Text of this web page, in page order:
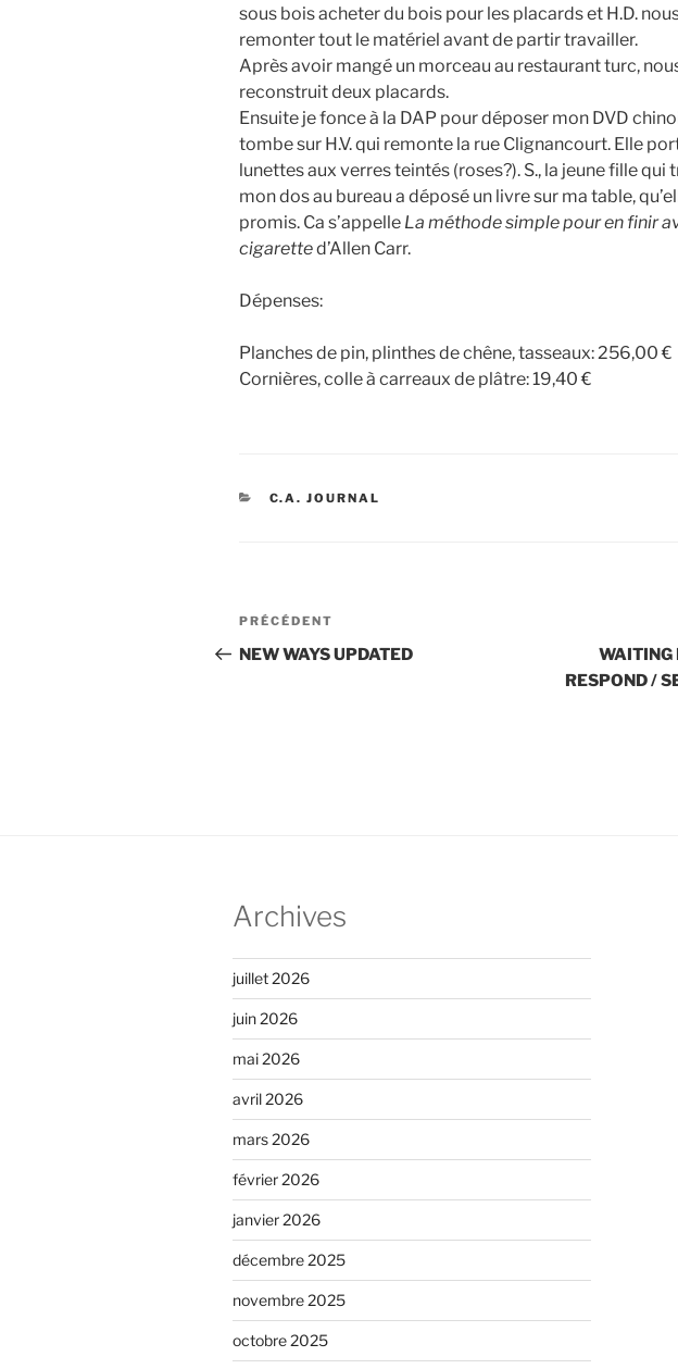
sous bois acheter du bois pour les placards et H.D.
remonter tout le matériel avant de partir travailler.
Après avoir mangé un morceau au restaurant turc,
reconstruit deux placards.
Ensuite je fonce à la DAP pour déposer mon DVD
tombe sur H.V. qui remonte la rue Clignancourt. Elle
lunettes aux verres teintés (roses?). S., la jeune fille qui
mon dos au bureau a déposé un livre sur ma table,
promis. Ca s’appelle La méthode simple pour en finir
cigaretted’Allen Carr.
Dépenses:
Planches de pin, plinthes de chêne, tasseaux: 256,00 €
Cornières, colle à carreaux de plâtre: 19,40 €
CATÉGORIES
C.A. JOURNAL
Navigation
de
Article
précédent
PRÉCÉDENT
NEW WAYS UPDATED
WAITING
RESPOND /
Archives
juillet 2026
juin 2026
mai 2026
avril 2026
mars 2026
février 2026
janvier 2026
décembre 2025
novembre 2025
octobre 2025